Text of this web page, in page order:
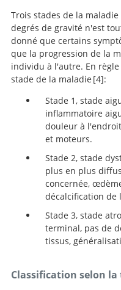
Trois stades de la
degrés de gravité n'est
donné que certains
que la progression de la
individu à l'autre. En
stade de la maladie 4
regionaler
:
Stade 1, stade
inflammatoire
douleur à
et moteurs.
Stade 2, stade
plus en plus
concernée,
décalcification de
Stade 3, stade
terminal, pas de
tissus,
Classification selon